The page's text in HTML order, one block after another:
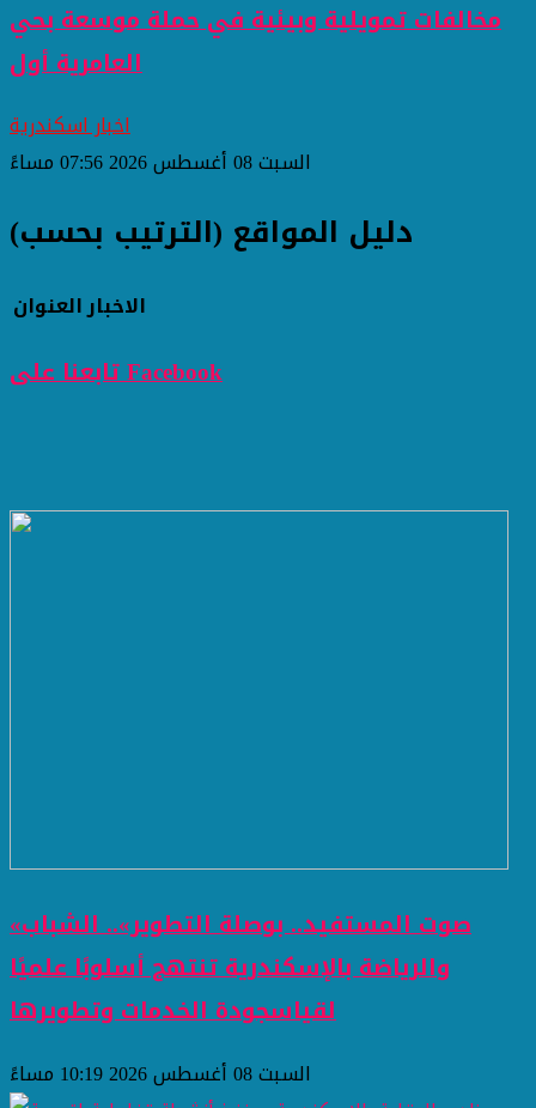
مخالفات تمويلية وبيئية في حملة موسعة بحي
العامرية أول
اخبار اسكندرية
السبت 08 أغسطس 2026 07:56 مساءً
دليل المواقع (الترتيب بحسب)
العنوانالاخبار
تابعنا على Facebook
«صوت المستفيد.. بوصلة التطوير».. الشباب
والرياضة بالإسكندرية تنتهج أسلوبًا علميًا
لقياسجودة الخدمات وتطويرها
السبت 08 أغسطس 2026 10:19 مساءً